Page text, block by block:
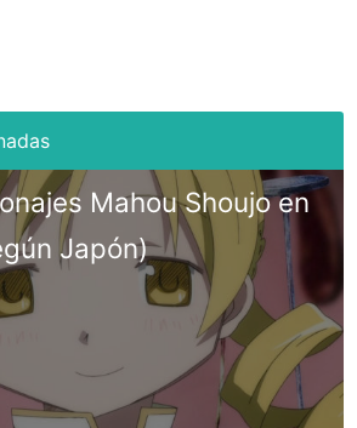
Mahou Shoujo en
Japón)